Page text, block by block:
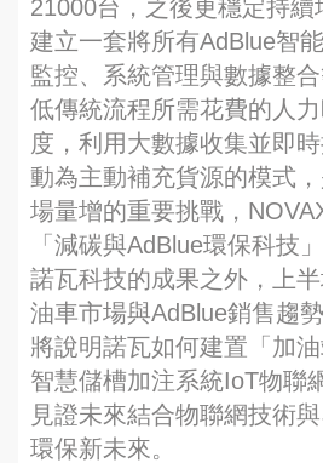
21000台，之後更穩定持續
建立一套將所有AdBlue智
監控、系統管理與數據整
低傳統流程所需花費的人
度，利用大數據收集並即
動為主動補充貨源的模式
場量增的重要挑戰，
「減碳與AdBlue環保科技
諾瓦科技的成果之外，上
油車市場與AdBlue銷售趨
將說明諾瓦如何建置「加
智慧儲槽加注系統IoT物聯
見證未來結合物聯網技術
環保新未來。